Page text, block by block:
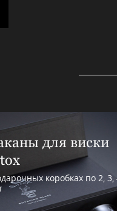
для виски
коробках по 2, 3,